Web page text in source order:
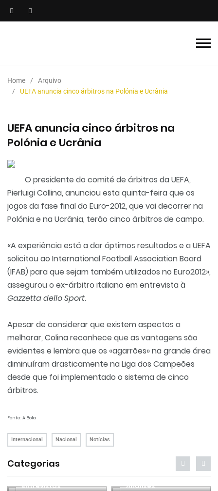
Home
Arquivo
UEFA anuncia cinco árbitros na Polónia e Ucrânia
UEFA anuncia cinco árbitros na
Polónia e Ucrânia
O presidente do comité de árbitros da UEFA,
Pierluigi Collina, anunciou esta quinta-feira que os
jogos da fase final do Euro-2012, que vai decorrer na
Polónia e na Ucrânia, terão cinco árbitros de campo.
«A experiência está a dar óptimos resultados e a UEFA
solicitou ao International Football Association Board
(IFAB) para que sejam também utilizados no Euro2012»,
assegurou o ex-árbitro italiano em entrevista à
Gazzetta dello Sport.
Apesar de considerar que existem aspectos a
melhorar, Colina reconhece que as vantagens são
evidentes e lembra que os «agarrões» na grande área
diminuíram drasticamente na Liga dos Campeões
desde que foi implementado o sistema de cinco
árbitros.
Fonte: A Bola
Internacional Nacional Notícias
Categorias
Entrevistas Análises